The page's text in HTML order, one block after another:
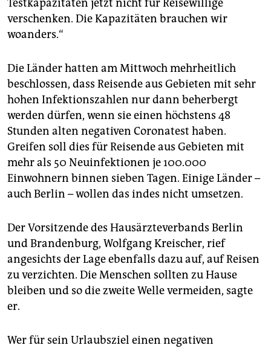
Testkapazitäten jetzt nicht für Reisewillige
verschenken. Die Kapazitäten brauchen wir
woanders.“
Die Länder hatten am Mittwoch mehrheitlich
beschlossen, dass Reisende aus Gebieten mit sehr
hohen Infektionszahlen nur dann beherbergt
werden dürfen, wenn sie einen höchstens 48
Stunden alten negativen Coronatest haben.
Greifen soll dies für Reisende aus Gebieten mit
mehr als 50 Neuinfektionen je 100.000
Einwohnern binnen sieben Tagen. Einige Länder –
auch Berlin – wollen das indes nicht umsetzen.
Der Vorsitzende des Hausärzteverbands Berlin
und Brandenburg, Wolfgang Kreischer, rief
angesichts der Lage ebenfalls dazu auf, auf Reisen
zu verzichten. Die Menschen sollten zu Hause
bleiben und so die zweite Welle vermeiden, sagte
er.
Wer für sein Urlaubsziel einen negativen